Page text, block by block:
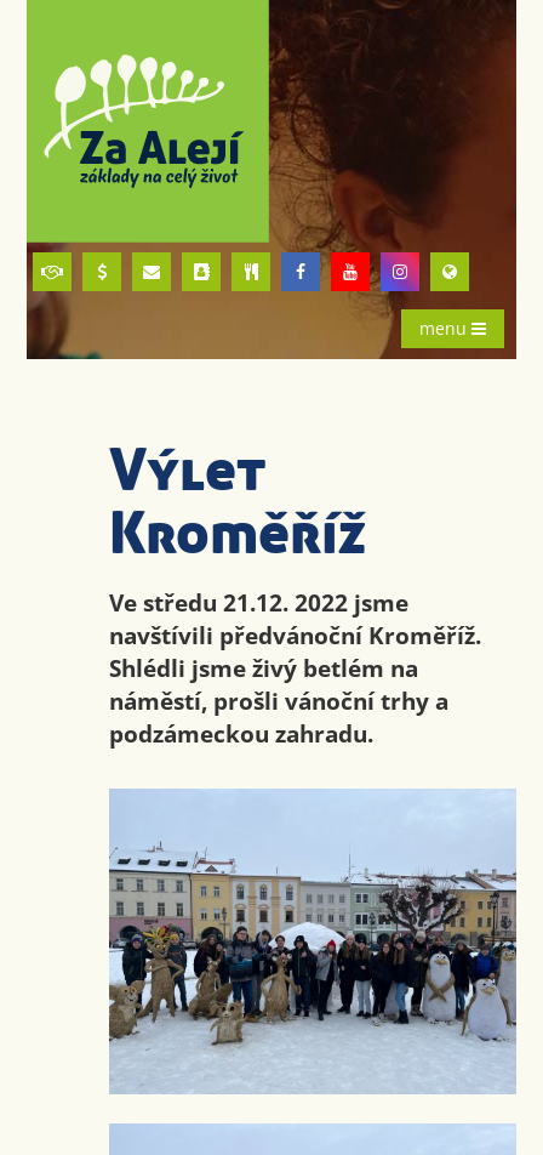
menu
Výlet
Kroměříž
Ve středu 21.12. 2022 jsme
navštívili předvánoční Kroměříž.
Shlédli jsme živý betlém na
náměstí, prošli vánoční trhy a
podzámeckou zahradu.